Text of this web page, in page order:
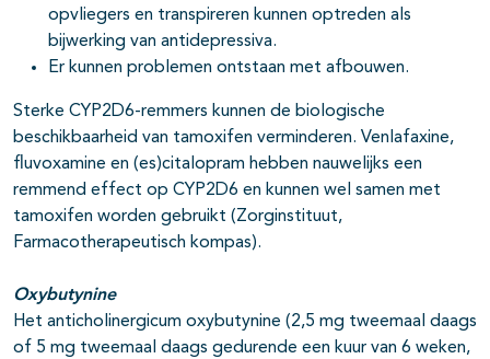
opvliegers en transpireren kunnen optreden als
bijwerking van antidepressiva.
Er kunnen problemen ontstaan met afbouwen.
Sterke CYP2D6-remmers kunnen de biologische
beschikbaarheid van tamoxifen verminderen. Venlafaxine,
fluvoxamine en (es)citalopram hebben nauwelijks een
remmend effect op CYP2D6 en kunnen wel samen met
tamoxifen worden gebruikt (Zorginstituut,
Farmacotherapeutisch kompas).
Oxybutynine
Het anticholinergicum oxybutynine (2,5 mg tweemaal daags
of 5 mg tweemaal daags gedurende een kuur van 6 weken,